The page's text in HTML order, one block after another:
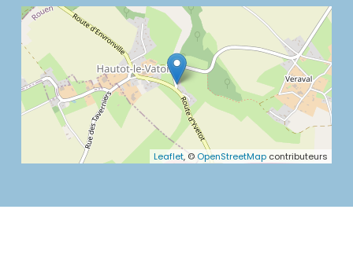
Leaflet, © OpenStreetMap contributeurs